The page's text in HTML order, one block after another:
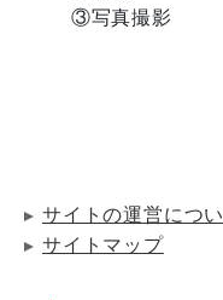
③写真撮影
サイトの運営につ
サイトマップ